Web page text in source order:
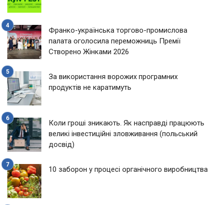
Франко-українська торгово-промислова
палата оголосила переможниць Премії
Створено Жінками 2026
За використання ворожих програмних
продуктів не каратимуть
Коли гроші зникають. Як насправді працюють
великі інвестиційні зловживання (польський
досвід)
10 заборон у процесі органічного виробництва